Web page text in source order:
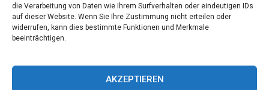
die Verarbeitung von Daten wie Ihrem Surfverhalten oder eindeutigen IDs
auf dieser Website. Wenn Sie Ihre Zustimmung nicht erteilen oder
widerrufen, kann dies bestimmte Funktionen und Merkmale
beeinträchtigen.
AKZEPTIEREN